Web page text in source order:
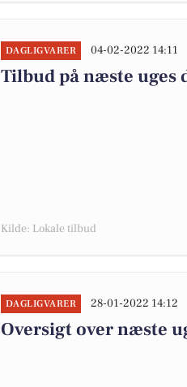
DAGLIGVARER 04-02-2022 14:11
Tilbud på næste uges
Kilde: Lokale tilbud
DAGLIGVARER 28-01-2022 14:12
Oversigt over næste